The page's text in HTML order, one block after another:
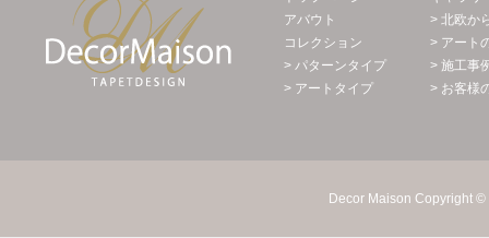
アバウト
コレクション
> パターンタイプ
> アートタイプ
> 北欧か
> アート
> 施工事
> お客様
Decor Maison Copyright